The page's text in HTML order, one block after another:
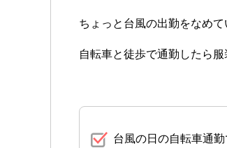
ちょっと台風の出勤をなめ
自転車と徒歩で通勤したら
台風の日の自転車通